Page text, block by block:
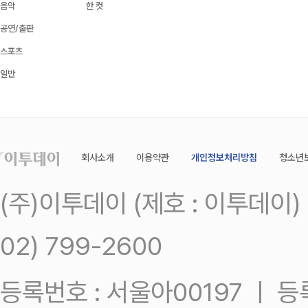
음악
공연/출판
스포츠
일반
한 컷
회사소개 이용약관 개인정보처리방침 청소년
(주)이투데이 (제호 : 이투데
02) 799-2600
등록번호 : 서울아00197 ㅣ